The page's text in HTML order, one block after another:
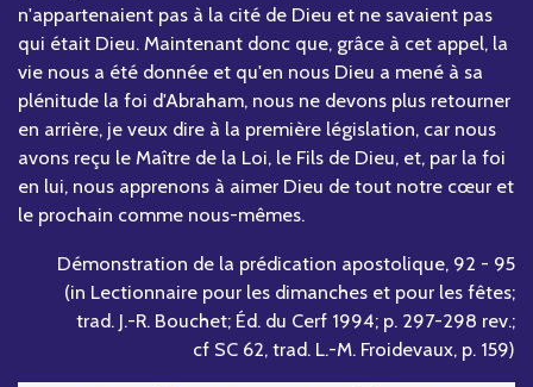
n'appartenaient pas à la cité de Dieu et ne savaient pas
qui était Dieu. Maintenant donc que, grâce à cet appel, la
vie nous a été donnée et qu'en nous Dieu a mené à sa
plénitude la foi d'Abraham, nous ne devons plus retourner
en arrière, je veux dire à la première législation, car nous
avons reçu le Maître de la Loi, le Fils de Dieu, et, par la foi
en lui, nous apprenons à aimer Dieu de tout notre cœur et
le prochain comme nous-mêmes.
Démonstration de la prédication apostolique, 92 - 95
(in Lectionnaire pour les dimanches et pour les fêtes;
trad. J.-R. Bouchet; Éd. du Cerf 1994; p. 297-298 rev.;
cf SC 62, trad. L.-M. Froidevaux, p. 159)